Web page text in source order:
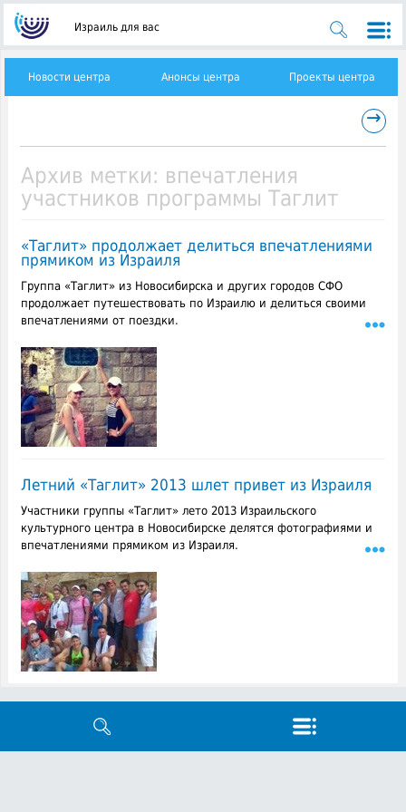
Израиль для вас
Новости центра Анонсы центра Проекты центра
→
Архив метки: впечатления
участников программы Таглит
«Таглит» продолжает делиться впечатлениями
прямиком из Израиля
Группа «Таглит» из Новосибирска и других городов СФО
продолжает путешествовать по Израилю и делиться своими
впечатлениями от поездки.
Летний «Таглит» 2013 шлет привет из Израиля
Участники группы «Таглит» лето 2013 Израильского
культурного центра в Новосибирске делятся фотографиями и
впечатлениями прямиком из Израиля.